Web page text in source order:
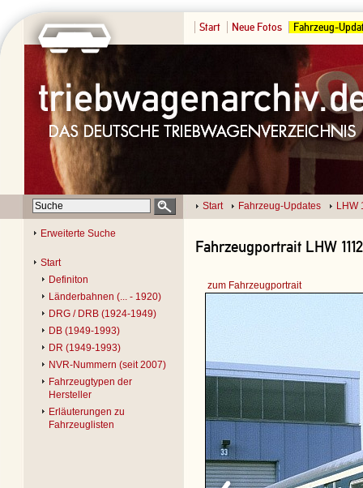
Start Neue Fotos Fahrzeug-
Start Fahrzeug-Updates LHW
Erweiterte Suche
Start
Definiton
Länderbahnen (... - 1920)
DRG / DRB (1924-1949)
DB (1949-1993)
DR (1949-1993)
NVR-Nummern (seit 2007)
Fahrzeugtypen der
Hersteller
Erläuterungen zu
Fahrzeuglisten
Fahrzeugportrait LHW
zum Fahrzeugportrait